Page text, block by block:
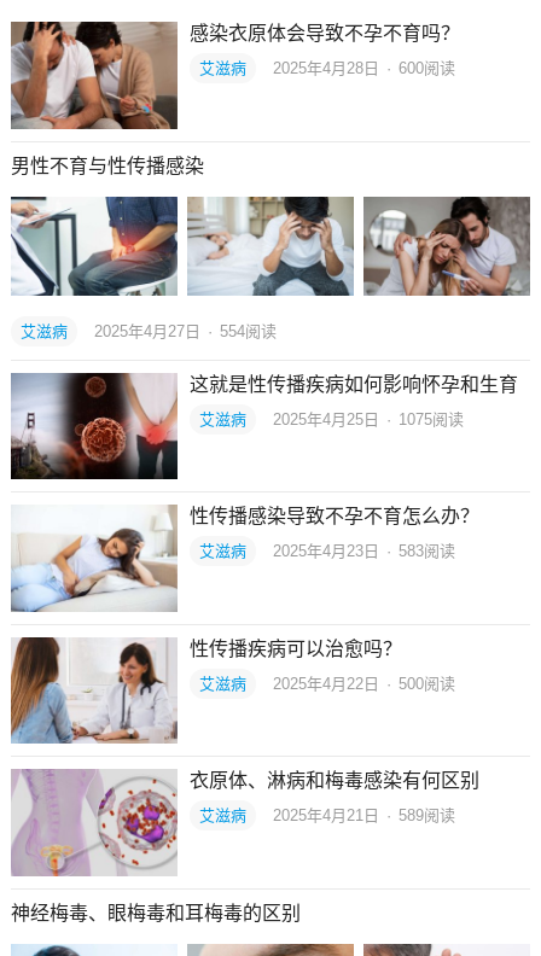
感染衣原体会导致不孕不育吗？
艾滋病 2025年4月28日 · 600阅读
男性不育与性传播感染
艾滋病 2025年4月27日 · 554阅读
这就是性传播疾病如何影响怀孕和生育
艾滋病 2025年4月25日 · 1075阅读
性传播感染导致不孕不育怎么办？
艾滋病 2025年4月23日 · 583阅读
性传播疾病可以治愈吗？
艾滋病 2025年4月22日 · 500阅读
衣原体、淋病和梅毒感染有何区别
艾滋病 2025年4月21日 · 589阅读
神经梅毒、眼梅毒和耳梅毒的区别